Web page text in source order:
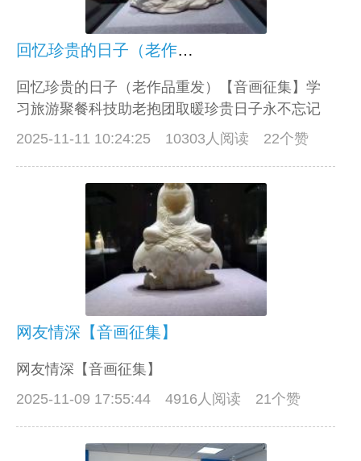
回忆珍贵的日子（老作品重发）【音画征集】
回忆珍贵的日子（老作品重发）【音画征集】学
习旅游聚餐科技助老抱团取暖珍贵日子永不忘记
2025-11-11 10:24:25
10303人阅读 22个赞
网友情深【音画征集】
网友情深【音画征集】
2025-11-09 17:55:44
4916人阅读 21个赞